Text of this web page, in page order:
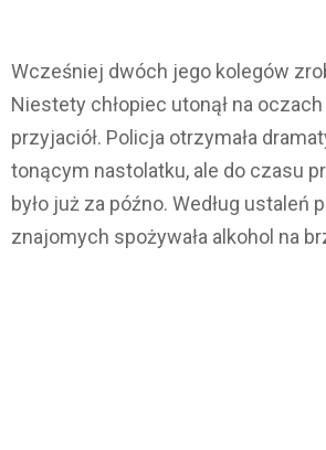
Wcześniej dwóch jego kolegów
Niestety chłopiec utonął na
przyjaciół. Policja otrzymała
tonącym nastolatku, ale do czasu
było już za późno. Według ustaleń
znajomych spożywała alkohol na